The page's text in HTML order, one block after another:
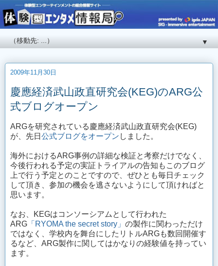
▼
2009年11月30日
慶應経済武山政直研究会(KEG)のARG公
式ブログオープン
ARGを研究されている慶應経済武山政直研究会(KEG)
が、先日 公式ブログをオープン しました。
海外におけるARG事例の詳細な検証と考察だけでなく、
今後行われる予定の実証トライアルの告知もこのブログ
上で行う予定とのことですので、ぜひとも毎日チェック
して頂き、参加の機会を逃さないようにして頂ければと
思います。
なお、KEGはコンソーシアムとして行われた
ARG 「RYOMA the secret story」 の製作に関わっただけ
ではなく、学校内を舞台にしたリトルARGも数回開催す
るなど、ARG製作に関してはかなりの経験値を持ってい
ます。